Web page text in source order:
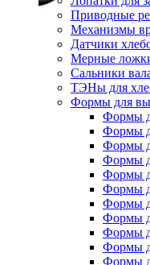
Приводные
Механизмы
Датчики
Мерные
Сальники
ТЭНы для
Формы для
Формы
Формы
Формы
Формы
Формы
Формы
Формы
Формы
Формы
Формы
Формы